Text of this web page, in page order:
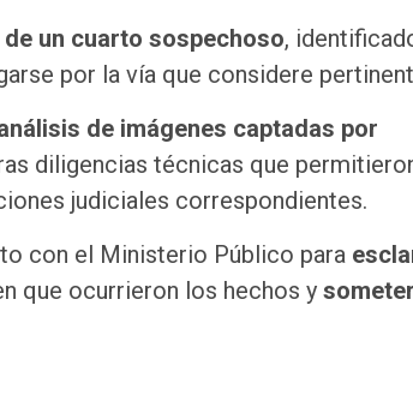
un cuarto sospechoso,
por la vía que considere
de imágenes captadas por
diligencias técnicas que
judiciales correspondientes.
con el Ministerio Público para
que ocurrieron los hechos y